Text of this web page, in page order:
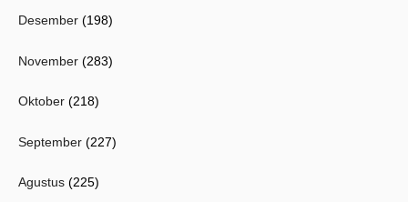
Desember (198)
November (283)
Oktober (218)
September (227)
Agustus (225)